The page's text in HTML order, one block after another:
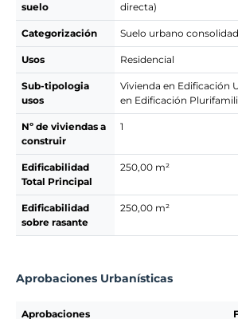
suelo
directa)
Categorización Suelo urbano
Usos Residencial
Sub-tipologia
usos
Vivienda en Edificación
en Edificación
Nº de viviendas a
construir
1
Edificabilidad
Total Principal
250,00 m²
Edificabilidad
sobre rasante
250,00 m²
Aprobaciones Urbanísticas
Aprobaciones